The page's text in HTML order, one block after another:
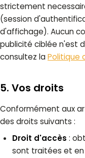
strictement
(session
d'affichage). Aucun
publicité ciblée n'est
consultez laPolitique
5. Vos droits
Conformément aux
des droits suivants :
Droit d'accès :
sont traitées et